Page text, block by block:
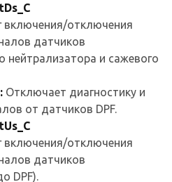
включения/отключения
датчиков
нейтрализатора и сажевого
Отключает диагностику и
от датчиков DPF.
включения/отключения
датчиков
DPF).